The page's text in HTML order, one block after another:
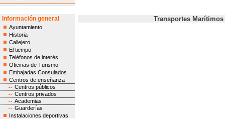
Información general
Ayuntamiento
Historia
Callejero
El tiempo
Teléfonos de interés
Oficinas de Turismo
Embajadas Consulados
Centros de enseñanza
Centros públicos
Centros privados
Academias
Guarderías
Instalaciones deportivas
Transportes